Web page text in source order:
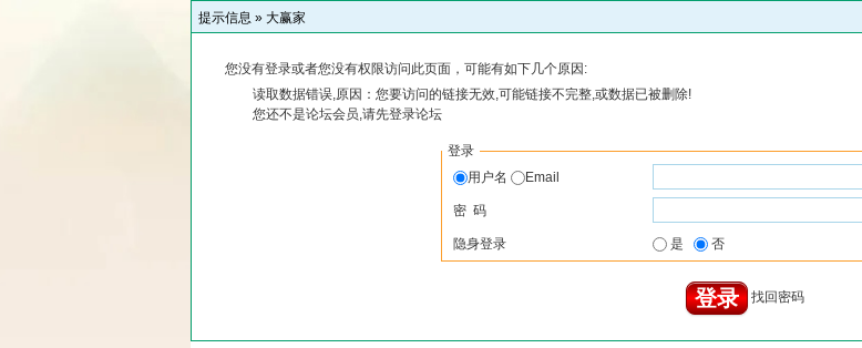
提示信息 » 大赢家
您没有登录或者您没有权限访问此页面，可能有如下几个原因:
读取数据错误,原因：您要访问的链接无效,可能链接不完整,或数据已被删除!
您还不是论坛会员,请先登录论坛
登录
用户名
Email
密 码
隐身登录 是 否
找回密码